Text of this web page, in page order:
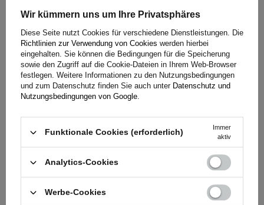
Abschleppseil mit Haken UNITRAILER Abschleppgurt
3m/50mm/3t gelb
6,09 €inkl. MwSt
11. August
In den
legen
Länge des Zurrgurtes:
Wir kümmern uns um Ihre Privatsphäres
Diese Seite nutzt Cookies für verschiedene Dienstleistungen. Die
Richtlinien zur Verwendung von Cookies werden hierbei
eingehalten. Sie können die Bedingungen für die Speicherung
sowie den Zugriff auf die Cookie-Dateien in Ihrem Web-Browser
festlegen. Weitere Informationen zu den Nutzungsbedingungen
und zum Datenschutz finden Sie auch unter Datenschutz und
Nutzungsbedingungen von Google.
Funktionale Cookies (erforderlich)
Immer
aktiv
Analytics-Cookies
Werbe-Cookies